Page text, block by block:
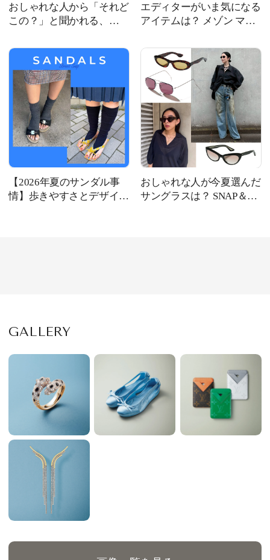
おしゃれな人から「それど
この？」と聞かれる、
す
エディターがいま気になる
アイテムは？ メゾン マル
タほか新作4選
【2026年夏のサンダル事
情】歩きやすさとデザイン
おしゃれな人が今夏選んだ
サングラスは？ SNAP＆最
GALLERY